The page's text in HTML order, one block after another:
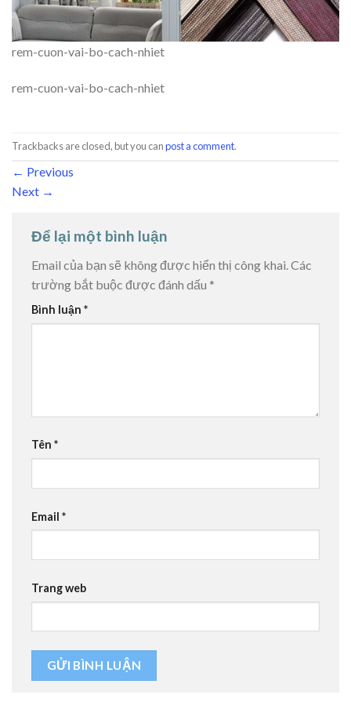
rem-cuon-vai-bo-cach-nhiet
rem-cuon-vai-bo-cach-nhiet
Trackbacks are closed, but you canpost a comment.
← Previous
Next →
Để lại một bình luận
Email của bạn sẽ không được hiển thị công khai.Các
trường bắt buộc được đánh dấu *
Bình luận *
Tên *
Email *
Trang web